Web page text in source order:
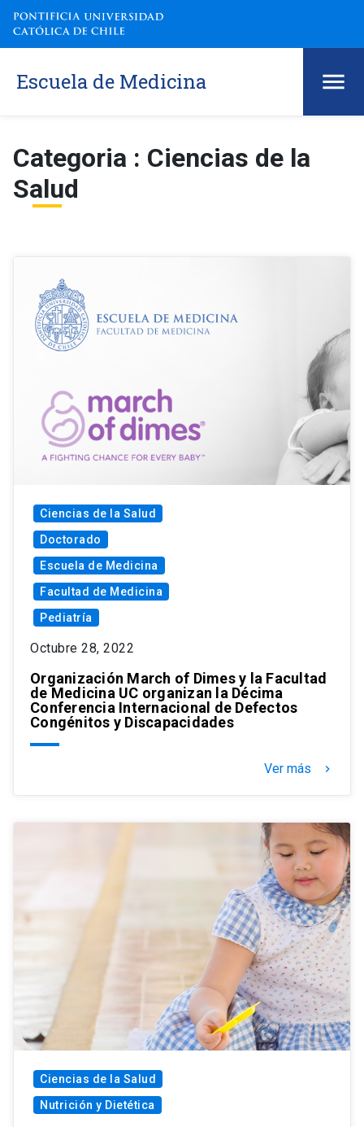
Escuela de Medicina
Categoria : Ciencias de la
Salud
Ciencias de la Salud
Doctorado
Escuela de Medicina
Facultad de Medicina
Pediatría
Octubre 28, 2022
Organización March of Dimes y la Facultad
de Medicina UC organizan la Décima
Conferencia Internacional de Defectos
Congénitos y Discapacidades
Ver más keyboard_arrow_right
Ciencias de la Salud
Nutrición y Dietética